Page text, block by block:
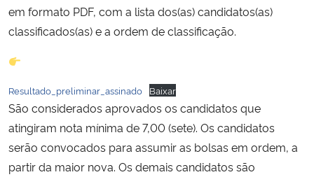
Ministério da Mulher, da Família e dos Direitos Humanos
Gabinete de Segurança Institucional
Advocacia-Geral da União
em formato PDF, com a lista dos(as) candidatos(as)
classificados(as) e a ordem de classificação.
Resultado_preliminar_assinado Baixar
São considerados aprovados os candidatos que
atingiram nota mínima de 7,00 (sete). Os candidatos
serão convocados para assumir as bolsas em ordem, a
partir da maior nova. Os demais candidatos são